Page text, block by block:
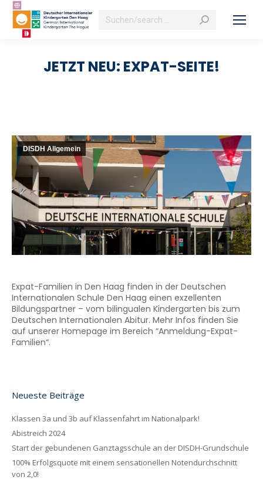
Search:
JETZT NEU: EXPAT-SEITE!
DISDH Allgemein
Expat-Familien in Den Haag finden in der Deutschen
Internationalen Schule Den Haag einen exzellenten
Bildungspartner – vom bilingualen Kindergarten bis zum
Deutschen Internationalen Abitur. Mehr Infos finden Sie
auf unserer Homepage im Bereich “Anmeldung-Expat-
Familien“.
Neueste Beiträge
Klassen 3a und 3b auf Klassenfahrt im Nationalpark!
Abistreich 2024
Start der gebundenen Ganztagsschule an der DISDH-Grundschule
100% Erfolgsquote mit einem sensationellen Notendurchschnitt
von 2,0!